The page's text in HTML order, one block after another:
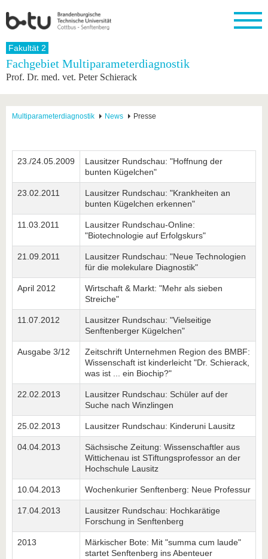
Startseite
Universität
Struktur
Strukturwandel
Forschung
Forschung
Wissenschaftlicher
Studium
Vor dem
Nach
dem
Studium
International
Profil
an die
BTU
Mit der
BTU ins
Ausland
internationale
Studierende
Kontakt
Fachkräfte
Gründen
BTU
Lernen
Sie uns
kennen
Werte
Career
Fakultät 2
Fachgebiet Multiparameterdiagnostik
Prof. Dr. med. vet. Peter Schierack
Multiparameterdiagnostik News Presse
23./24.05.2009
Lausitzer Rundschau: "Hoffnung der
bunten Kügelchen"
23.02.2011
Lausitzer Rundschau: "Krankheiten an
bunten Kügelchen erkennen"
11.03.2011
Lausitzer Rundschau-Online:
"Biotechnologie auf Erfolgskurs"
21.09.2011
Lausitzer Rundschau: "Neue Technologien
für die molekulare Diagnostik"
April 2012
Wirtschaft & Markt: "Mehr als sieben
Streiche"
11.07.2012
Lausitzer Rundschau: "Vielseitige
Senftenberger Kügelchen"
Ausgabe 3/12
Zeitschrift Unternehmen Region des BMBF:
Wissenschaft ist kinderleicht "Dr. Schierack,
was ist ... ein Biochip?"
22.02.2013
Lausitzer Rundschau: Schüler auf der
Suche nach Winzlingen
25.02.2013 Lausitzer Rundschau: Kinderuni Lausitz
04.04.2013
Sächsische Zeitung: Wissenschaftler aus
Wittichenau ist STiftungsprofessor an der
Hochschule Lausitz
10.04.2013 Wochenkurier Senftenberg: Neue Professur
17.04.2013
Lausitzer Rundschau: Hochkarätige
Forschung in Senftenberg
2013
Märkischer Bote: Mit "summa cum laude"
startet Senftenberg ins Abenteuer